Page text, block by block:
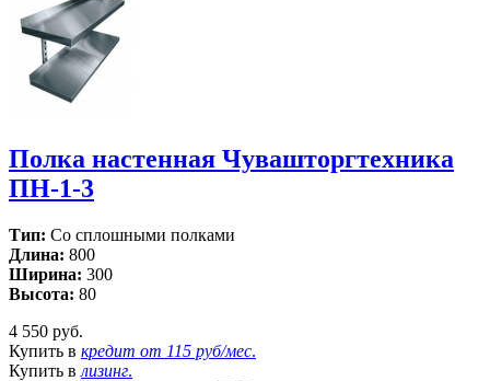
Полка настенная Чувашторгтехника
ПН-1-3
Тип: Со сплошными полками
Длина: 800
Ширина: 300
Высота: 80
4 550 руб.
Купить в кредит от 115 руб/мес.
Купить в лизинг.